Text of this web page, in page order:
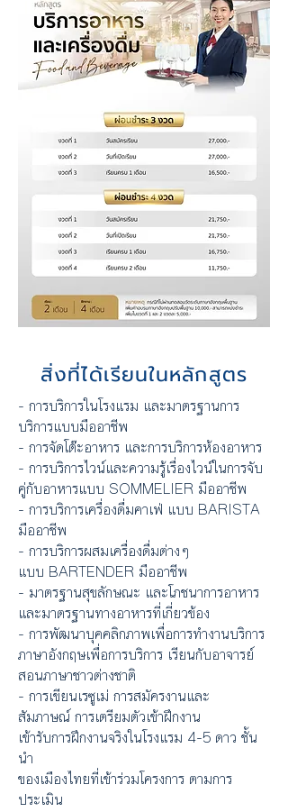
สิ่งที่ได้เรียนในหลักสูตร
- การบริการในโรงแรม และมาตรฐานการ
บริการแบบมืออาชีพ
- การจัดโต๊ะอาหาร และการบริการห้องอาหาร
- การบริการไวน์และความรู้เรื่องไวน์ในการจับ
คู่กับอาหารแบบ SOMMELIER มืออาชีพ
- การบริการเครื่องดื่มคาเฟ่ แบบ BARISTA
มืออาชีพ
- การบริการผสมเครื่องดื่มต่างๆ
แบบ BARTENDER มืออาชีพ
- มาตรฐานสุขลักษณะ และโภชนาการอาหาร
และมาตรฐานทางอาหารที่เกี่ยวข้อง
- การพัฒนาบุคคลิกภาพเพื่อการทํางานบริการ
ภาษาอังกฤษเพื่อการบริการ เรียนกับอาจารย์
สอนภาษาชาวต่างชาติ
- การเขียนเรซูเม่ การสมัครงานและ
สัมภาษณ์การเตรียมตัวเข้าฝึกงาน
เข้ารับการฝึกงานจริงในโรงแรม 4-5 ดาว ชั้น
นํา
ของเมืองไทยที่เข้าร่วมโครงการ ตามการ
ประเมิน